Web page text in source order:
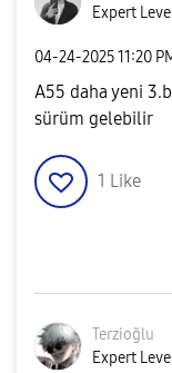
Expert
‎04-24-202511:20
A55 daha yeni
sürüm gelebilir
1 Like
Terzioğlu
Expert